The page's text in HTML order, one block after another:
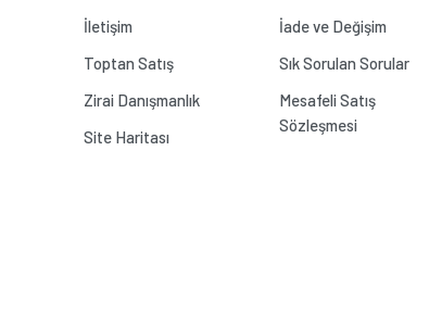
İletişim
Toptan Satış
Zirai Danışmanlık
Site Haritası
İade ve Değişim
Sık Sorulan Sorular
Mesafeli Satış
Sözleşmesi